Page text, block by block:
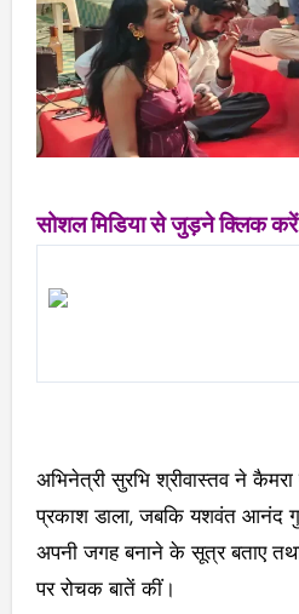
सोशल मिडिया से जुड़ने क्लिक
अभिनेत्री सुरभि श्रीवास्तव ने
प्रकाश डाला, जबकि यशवंत आनंद
अपनी जगह बनाने के सूत्र बताए
पर रोचक बातें कीं।